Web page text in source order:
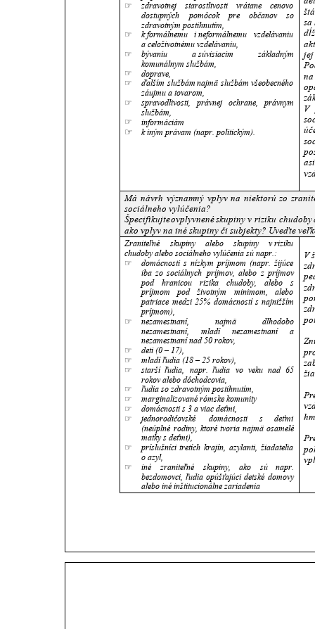
☞
zdravotnej starostlivosti vrátane
cenovo
dostupných
pomôcok pre občanov
so
zdravotným postihnutím,
☞
k formálnemu i neformálnemu
vzdelávaniu
a celoživotnému vzdelávaniu,
☞
bývaniu a súvisiacim
základným
komunálnym službám,
☞
doprave,
☞
ďalším službám najmä službám všeobecného
záujmu a tovarom,
☞
spravodlivosti, právnej ochrane,
právnym
službám,
☞
informáciám
☞ k iným právam (napr. politickým).
sa
jej
V
Má návrh významný vplyv na niektorú zo
sociálneho vylúčenia?
Špecifikujteovplyvnenéskupiny v riziku chudoby
ako vplyv na iné skupiny či subjekty? Uveďte
Zraniteľné skupiny alebo skupiny
v riziku
chudoby alebo sociálneho vylúčenia sú napr.:
☞
domácnosti s nízkym príjmom (napr. žijúce
iba zo sociálnych príjmov, alebo z príjmov
pod
hranicou rizika chudoby, alebo
s
príjmom
pod životným minimom,
alebo
patriace medzi 25% domácností s najnižším
príjmom),
☞
nezamestnaní, najmä
dlhodobo
nezamestnaní,
mladí nezamestnaní
a
nezamestnaní nad 50 rokov,
☞
deti (0 – 17),
☞
mladí ľudia (18 – 25 rokov),
☞
starší ľudia, napr. ľudia vo veku nad 65
rokov alebo dôchodcovia,
☞
ľudia so zdravotným postihnutím,
☞
marginalizované rómske komunity
☞
domácnosti s 3 a viac deťmi,
☞
jednorodičovské domácnosti s
deťmi
(neúplné rodiny, ktoré tvoria najmä osamelé
matky s deťmi),
☞
príslušníci tretích krajín, azylanti, žiadatelia
o azyl,
☞
iné zraniteľné skupiny, ako sú
napr.
bezdomovci, ľudia opúšťajúci detské domovy
alebo iné inštitucionálne zariadenia
V